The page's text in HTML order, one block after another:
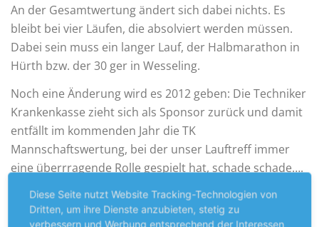
An der Gesamtwertung ändert sich dabei nichts. Es
bleibt bei vier Läufen, die absolviert werden müssen.
Dabei sein muss ein langer Lauf, der Halbmarathon in
Hürth bzw. der 30 ger in Wesseling.
Noch eine Änderung wird es 2012 geben: Die Techniker
Krankenkasse zieht sich als Sponsor zurück und damit
entfällt im kommenden Jahr die TK
Mannschaftswertung, bei der unser Lauftreff immer
eine überrragende Rolle gespielt hat, schade schade….
Auch die Schüler müssen jetzt vier aus sieben Läufen
bestreiten.
Diese Seite nutzt Website Tracking-Technologien von
Dritten, um ihre Dienste anzubieten, stetig zu
verbessern und Werbung entsprechend der Interessen